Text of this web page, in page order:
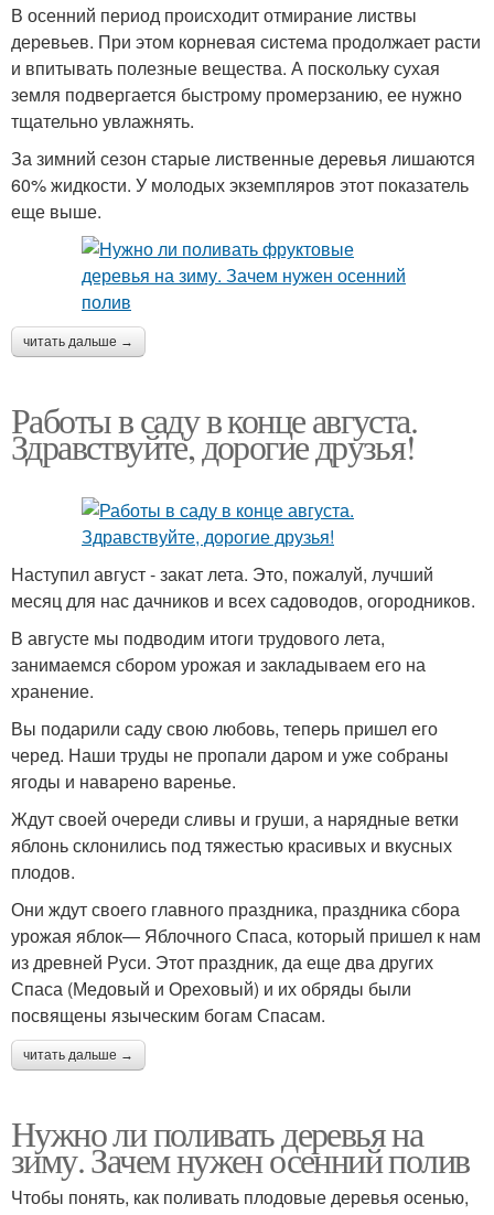
В осенний период происходит отмирание листвы
деревьев. При этом корневая система продолжает расти
и впитывать полезные вещества. А поскольку сухая
земля подвергается быстрому промерзанию, ее нужно
тщательно увлажнять.
За зимний сезон старые лиственные деревья лишаются
60% жидкости. У молодых экземпляров этот показатель
еще выше.
читать дальше →
Работы в саду в конце августа.
Здравствуйте, дорогие друзья!
Наступил август - закат лета. Это, пожалуй, лучший
месяц для нас дачников и всех садоводов, огородников.
В августе мы подводим итоги трудового лета,
занимаемся сбором урожая и закладываем его на
хранение.
Вы подарили саду свою любовь, теперь пришел его
черед. Наши труды не пропали даром и уже собраны
ягоды и наварено варенье.
Ждут своей очереди сливы и груши, а нарядные ветки
яблонь склонились под тяжестью красивых и вкусных
плодов.
Они ждут своего главного праздника, праздника сбора
урожая яблок— Яблочного Спаса, который пришел к нам
из древней Руси. Этот праздник, да еще два других
Спаса (Медовый и Ореховый) и их обряды были
посвящены языческим богам Спасам.
читать дальше →
Нужно ли поливать деревья на
зиму. Зачем нужен осенний полив
Чтобы понять, как поливать плодовые деревья осенью,